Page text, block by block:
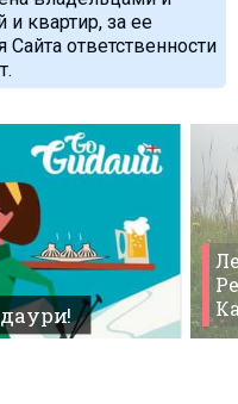
и квартир, за ее
ответственности